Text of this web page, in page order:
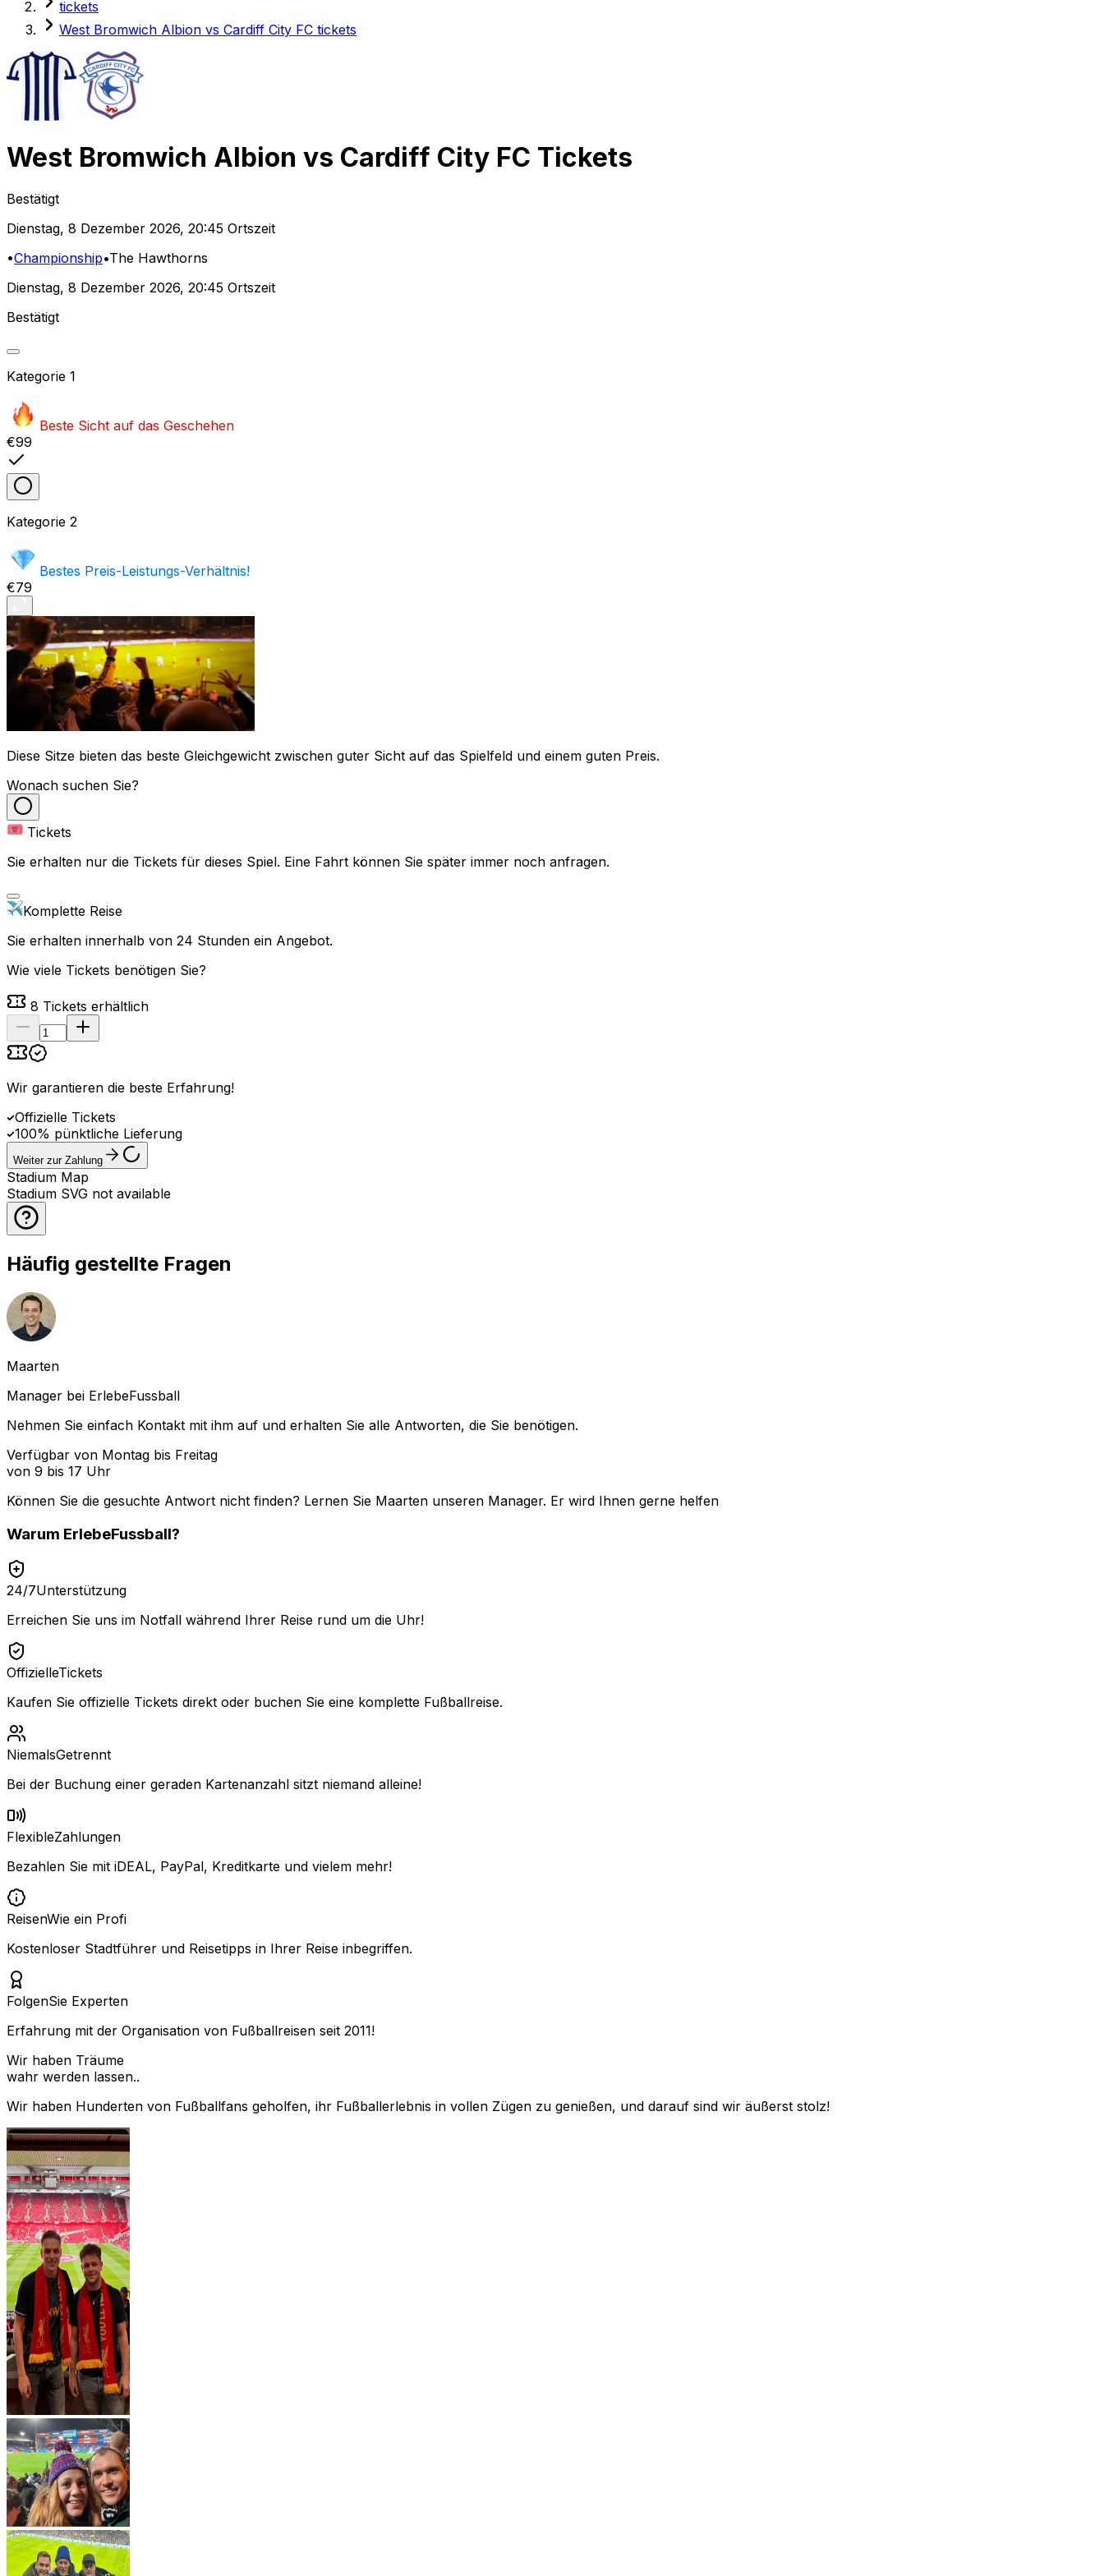
tickets
West Bromwich Albion vs Cardiff City FC tickets
West Bromwich Albion vs Cardiff City FC Tickets
Bestätigt
Dienstag, 8 Dezember 2026, 20:45 Ortszeit
•Championship•The Hawthorns
Dienstag, 8 Dezember 2026, 20:45 Ortszeit
Bestätigt
Kategorie 1
Beste Sicht auf das Geschehen
€99
Kategorie 2
Bestes Preis-Leistungs-Verhältnis!
€79
Diese Sitze bieten das beste Gleichgewicht zwischen guter Sicht auf das Spielfeld und einem guten Preis.
Wonach suchen Sie?
Tickets
Sie erhalten nur die Tickets für dieses Spiel. Eine Fahrt können Sie später immer noch anfragen.
Komplette Reise
Sie erhalten innerhalb von 24 Stunden ein Angebot.
Wie viele Tickets benötigen Sie?
8 Tickets erhältlich
Wir garantieren die beste Erfahrung!
Offizielle Tickets
100% pünktliche Lieferung
Weiter zur Zahlung
Stadium Map
Stadium SVG not available
Häufig gestellte Fragen
Maarten
Manager bei ErlebeFussball
Nehmen Sie einfach Kontakt mit ihm auf und erhalten Sie alle Antworten, die Sie benötigen.
Verfügbar von Montag bis Freitag
von 9 bis 17 Uhr
Können Sie die gesuchte Antwort nicht finden? Lernen Sie Maarten unseren Manager. Er wird Ihnen gerne helfen
Warum ErlebeFussball?
24/7Unterstützung
Erreichen Sie uns im Notfall während Ihrer Reise rund um die Uhr!
OffizielleTickets
Kaufen Sie offizielle Tickets direkt oder buchen Sie eine komplette Fußballreise.
NiemalsGetrennt
Bei der Buchung einer geraden Kartenanzahl sitzt niemand alleine!
FlexibleZahlungen
Bezahlen Sie mit iDEAL, PayPal, Kreditkarte und vielem mehr!
ReisenWie ein Profi
Kostenloser Stadtführer und Reisetipps in Ihrer Reise inbegriffen.
FolgenSie Experten
Erfahrung mit der Organisation von Fußballreisen seit 2011!
Wir haben Träume
wahr werden lassen..
Wir haben Hunderten von Fußballfans geholfen, ihr Fußballerlebnis in vollen Zügen zu genießen, und darauf sind wir äußerst stolz!